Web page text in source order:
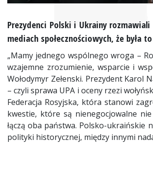
Prezydenci Polski i Ukrainy
mediach społecznościowych, że
„Mamy jednego wspólnego wroga –
wzajemne zrozumienie, wsparcie i
Wołodymyr Zełenski. Prezydent
– czyli sprawa UPA i oceny rzezi
Federacja Rosyjska, która stanowi
kwestie, które są nienegocjowalne
łączą oba państwa. Polsko-ukraińskie
polityki historycznej, między innymi